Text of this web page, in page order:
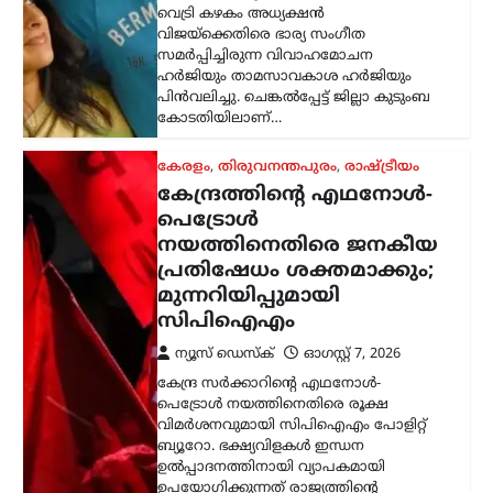
വിമർശനവുമായി സിപിഐഎം പോളിറ്റ്
ബ്യൂറോ. ഭക്ഷ്യവിളകൾ ഇന്ധന
ഉൽപ്പാദനത്തിനായി വ്യാപകമായി
ഉപയോഗിക്കുന്നത് രാജ്യത്തിന്റെ
ഭക്ഷ്യസുരക്ഷയെ ബാധിക്കുമെന്നാണ്
പാർട്ടി മുന്നറിയിപ്പ് നൽകിയത്.…
കേരളം, തിരുവനന്തപുരം, വാർത്തകൾ
അടിയന്തര
സാഹചര്യത്തിൽ
വെടിവെക്കാൻ നിർദേശം;
അർജുൻ
ആയങ്കിക്കായുള്ള
തിരച്ചിൽ ശക്തമാക്കി
പൊലീസ്
ന്യൂസ് ഡെസ്ക്
ഓഗസ്റ്റ്‌ 7, 2026
നിരവധി ക്രിമിനൽ കേസുകളിൽ
പ്രതിയായ അർജുൻ ആയങ്കിക്കായുള്ള
തിരച്ചിൽ തുടരുന്നതിനിടെ പൊലീസിന്
നിർണായക നിർദേശം നൽകി തൃശൂർ
സിറ്റി പൊലീസ് കമ്മിഷണർ. പ്രതിയെ